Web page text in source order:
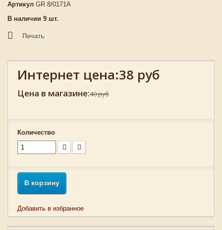
Артикул GR 8/0171A
В наличии 9 шт.
Печать
Интернет цена:38 руб
Цена в магазине:40 руб
Количество
В корзину
Добавить в избранное